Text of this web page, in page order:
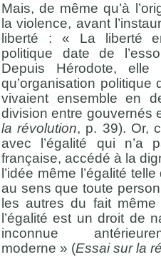
Mais, de même qu’à
la violence, avant
liberté : « La liberté
politique date de
Depuis Hérodote,
qu’organisation
vivaient ensemble en
division entre gouvernés
la révolution, p. 39). Or,
avec l’égalité qui n’a
française, accédé à la
l’idée même l’égalité
au sens que toute
les autres du fait
l’égalité est un droit de
inconnue
moderne » (Essai sur la